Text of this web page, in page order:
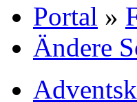
Portal »
Ändere